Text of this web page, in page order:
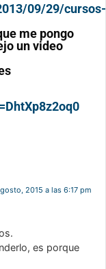
09/29/cursos-
me pongo
un video
2015 a las 6:17 pm
es porque